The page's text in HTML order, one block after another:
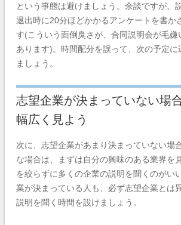
という事態は避けましょう。余談ですが、
退出時に20分ほどかかるアンケートを書か
す(こういう面倒臭さが、合同説明会が毛嫌
あります)。時間配分を誤って、次の予定に
ましょう。
志望企業が決まっていない場
幅広く見よう
次に、志望企業があまり決まっていない場
な場合は、まずは自分の興味のある業界を
を絞らずに多くの企業の説明を聞くのがい
業が決まっている人も、必ず志望企業とは
説明を聞く時間を設けましょう。